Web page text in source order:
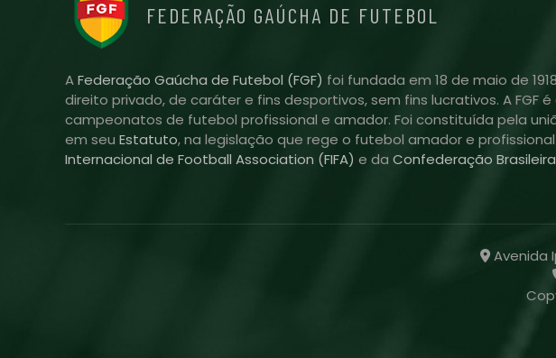
FEDERAÇÃO GAÚCHA DE FUTEBOL
AFederação Gaúcha de Futebol (FGF) foi fundada em 18 de maio de
direito privado, de caráter e fins desportivos, sem fins lucrativos. A
campeonatos de futebol profissional e amador. Foi constituída pela
em seu Estatuto, na legislação que rege o futebol amador e
Internacional de Football Association (FIFA) e da Confederação
Avenida